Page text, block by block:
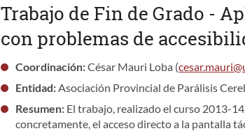
Trabajo de Fin de Grado -
con problemas de
Coordinación:César Mauri Loba (
Entidad: Asociación Provincial de Parálisis
Resumen: El trabajo, realizado el curso 2013-
concretamente, el acceso directo a la pantalla